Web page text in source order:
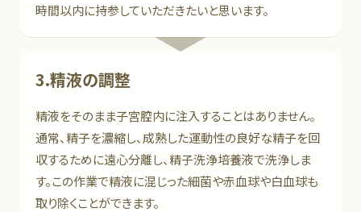
時間以内に持参していただきたいと思います。
3.精液の調整
精液をそのまま子宮腔内に注入することはありません。
通常、精子を濃縮し、成熟した運動性の良好な精子を回
収するために遠心分離し、精子洗浄培養液で洗浄しま
す。この作業で精液に混じった細菌や赤血球や白血球も
取り除くことができます。